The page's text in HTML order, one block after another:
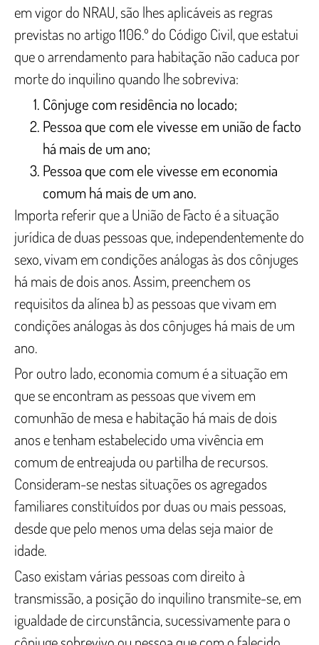
em vigor do NRAU, são lhes aplicáveis as regras
previstas no artigo 1106.º do Código Civil, que estatui
que o arrendamento para habitação não caduca por
morte do inquilino quando lhe sobreviva:
Cônjuge com residência no locado;
Pessoa que com ele vivesse em união de facto
há mais de um ano;
Pessoa que com ele vivesse em economia
comum há mais de um ano.
Importa referir que a União de Facto é a situação
jurídica de duas pessoas que, independentemente do
sexo, vivam em condições análogas às dos cônjuges
há mais de dois anos. Assim, preenchem os
requisitos da alínea b) as pessoas que vivam em
condições análogas às dos cônjuges há mais de um
ano.
Por outro lado, economia comum é a situação em
que se encontram as pessoas que vivem em
comunhão de mesa e habitação há mais de dois
anos e tenham estabelecido uma vivência em
comum de entreajuda ou partilha de recursos.
Consideram-se nestas situações os agregados
familiares constituídos por duas ou mais pessoas,
desde que pelo menos uma delas seja maior de
idade.
Caso existam várias pessoas com direito à
transmissão, a posição do inquilino transmite-se, em
igualdade de circunstância, sucessivamente para o